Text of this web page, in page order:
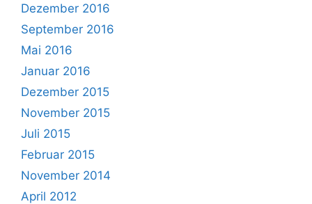
Dezember 2016
September 2016
Mai 2016
Januar 2016
Dezember 2015
November 2015
Juli 2015
Februar 2015
November 2014
April 2012